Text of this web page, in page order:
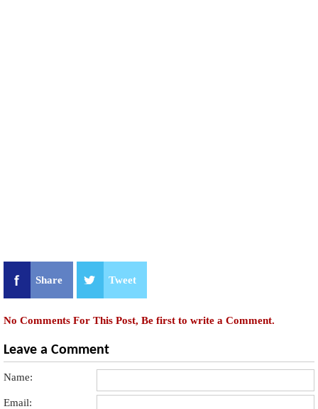
Share Tweet
No Comments For This Post, Be first to write a Comment.
Leave a Comment
Name:
Email: